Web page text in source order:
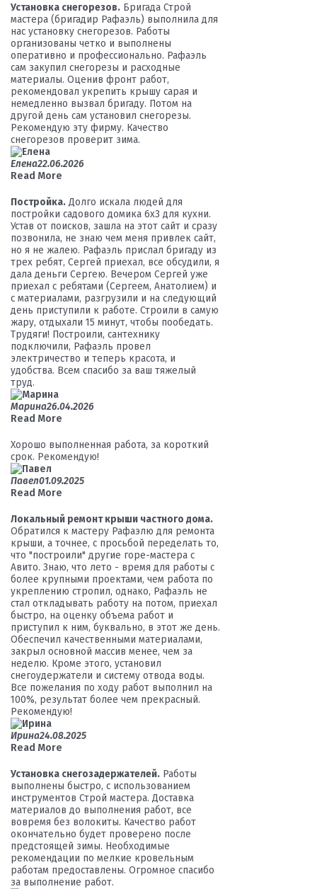
Установка снегорезов. Бригада Строй
мастера (бригадир Рафаэль) выполнила для
нас установку снегорезов. Работы
организованы четко и выполнены
оперативно и профессионально. Рафаэль
сам закупил снегорезы и расходные
материалы. Оценив фронт работ,
рекомендовал укрепить крышу сарая и
немедленно вызвал бригаду. Потом на
другой день сам установил снегорезы.
Рекомендую эту фирму. Качество
снегорезов проверит зима.
Елена22.06.2026
Read More
Постройка. Долго искала людей для
постройки садового домика 6х3 для кухни.
Устав от поисков, зашла на этот сайт и сразу
позвонила, не знаю чем меня привлек сайт,
но я не жалею. Рафаэль прислал бригаду из
трех ребят, Сергей приехал, все обсудили, я
дала деньги Сергею. Вечером Сергей уже
приехал с ребятами (Сергеем, Анатолием) и
с материалами, разгрузили и на следующий
день приступили к работе. Строили в самую
жару, отдыхали 15 минут, чтобы пообедать.
Трудяги! Построили, сантехнику
подключили, Рафаэль провел
электричество и теперь красота, и
удобства. Всем спасибо за ваш тяжелый
труд.
Марина26.04.2026
Read More
Хорошо выполненная работа, за короткий
срок. Рекомендую!
Павел01.09.2025
Read More
Локальный ремонт крыши частного дома.
Обратился к мастеру Рафаэлю для ремонта
крыши, а точнее, с просьбой переделать то,
что "построили" другие горе-мастера с
Авито. Знаю, что лето - время для работы с
более крупными проектами, чем работа по
укреплению стропил, однако, Рафаэль не
стал откладывать работу на потом, приехал
быстро, на оценку объема работ и
приступил к ним, буквально, в этот же день.
Обеспечил качественными материалами,
закрыл основной массив менее, чем за
неделю. Кроме этого, установил
снегоудержатели и систему отвода воды.
Все пожелания по ходу работ выполнил на
100%, результат более чем прекрасный.
Рекомендую!
Ирина24.08.2025
Read More
Установка cнегозадержателей. Работы
выполнены быстро, с использованием
инструментов Строй мастера. Доставка
материалов до выполнения работ, все
вовремя без волокиты. Качество работ
окончательно будет проверено после
предстоящей зимы. Необходимые
рекомендации по мелкие кровельным
работам предоставлены. Огромное спасибо
за выполнение работ.